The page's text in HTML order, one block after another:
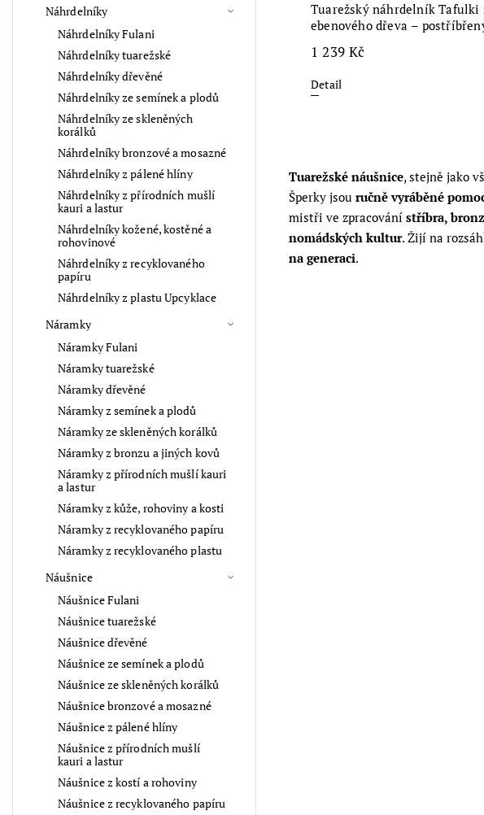
Náhrdelníky
Náhrdelníky Fulani
Náhrdelníky tuarežské
Náhrdelníky dřevěné
Náhrdelníky ze semínek a plodů
Náhrdelníky ze skleněných
korálků
Náhrdelníky bronzové a mosazné
Náhrdelníky z pálené hlíny
Náhrdelníky z přírodních mušlí
kauri a lastur
Náhrdelníky kožené, kostěné a
rohovinové
Náhrdelníky z recyklovaného
papíru
Náhrdelníky z plastu Upcyklace
Náramky
Náramky Fulani
Náramky tuarežské
Náramky dřevěné
Náramky z semínek a plodů
Náramky ze skleněných korálků
Náramky z bronzu a jiných kovů
Náramky z přírodních mušlí kauri
a lastur
Náramky z kůže, rohoviny a kosti
Náramky z recyklovaného papíru
Náramky z recyklovaného plastu
Náušnice
Náušnice Fulani
Náušnice tuarežské
Náušnice dřevěné
Náušnice ze semínek a plodů
Náušnice ze skleněných korálků
Náušnice bronzové a mosazné
Náušnice z pálené hlíny
Náušnice z přírodních mušlí
kauri a lastur
Náušnice z kostí a rohoviny
Náušnice z recyklovaného papíru
Tuarežský náhrdelník Tafulki
ebenového dřeva –
1 239 Kč
Detail
Tuarežské náušnice, stejně jako
Šperky jsou ručně vyráběné
mistři ve zpracování stříbra,
nomádských kultur. Žijí na
na generaci.